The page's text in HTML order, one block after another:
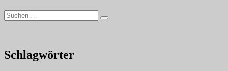
Suchen
nach:
Suchen
Schlagwörter